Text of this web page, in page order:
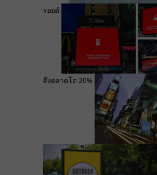
รอยด์
ดึงตลาดโต 20%